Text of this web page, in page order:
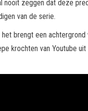
zeggen dat deze
van de serie.
brengt een
krochten van Youtube